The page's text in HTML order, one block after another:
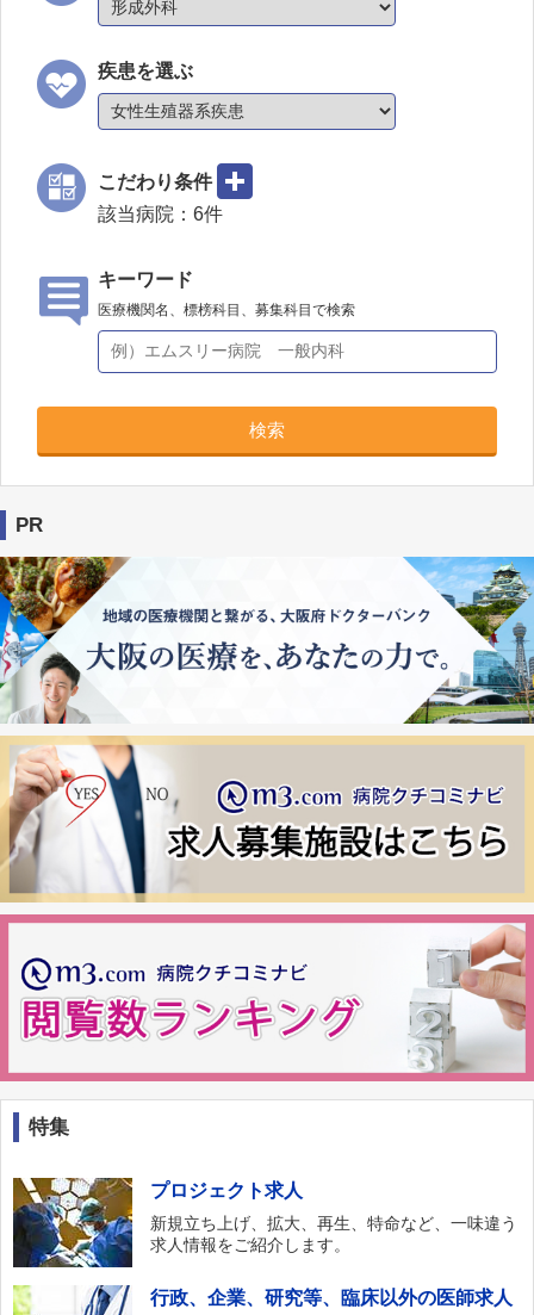
疾患を選ぶ
こだわり条件
該当病院： 6件
キーワード
医療機関名、標榜科目、募集科目で検索
検索
PR
特集
プロジェクト求人
新規立ち上げ、拡大、再生、特命など、一味違う
求人情報をご紹介します。
行政、企業、研究等、臨床以外の医師求人